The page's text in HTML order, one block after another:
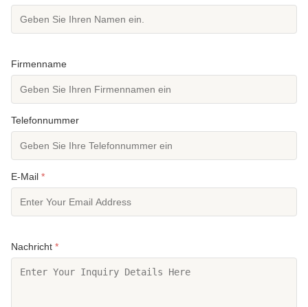
Firmenname
Telefonnummer
E-Mail *
Nachricht *